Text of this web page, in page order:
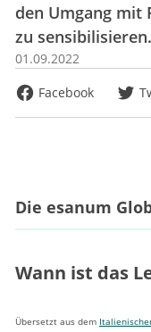
den Umgang mit
zu sensibilisieren.
01.09.2022
Facebook
Die esanum
Wann ist das
Übersetzt aus dem